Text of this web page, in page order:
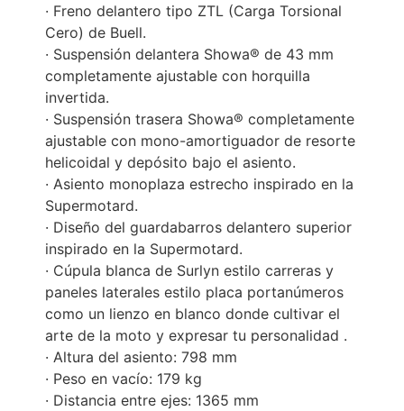
· Freno delantero tipo ZTL (Carga Torsional
Cero) de Buell.
· Suspensión delantera Showa® de 43 mm
completamente ajustable con horquilla
invertida.
· Suspensión trasera Showa® completamente
ajustable con mono-amortiguador de resorte
helicoidal y depósito bajo el asiento.
· Asiento monoplaza estrecho inspirado en la
Supermotard.
· Diseño del guardabarros delantero superior
inspirado en la Supermotard.
· Cúpula blanca de Surlyn estilo carreras y
paneles laterales estilo placa portanúmeros
como un lienzo en blanco donde cultivar el
arte de la moto y expresar tu personalidad .
· Altura del asiento: 798 mm
· Peso en vacío: 179 kg
· Distancia entre ejes: 1365 mm